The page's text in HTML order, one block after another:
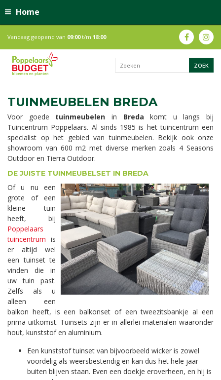
Home
Vandaag geopend van 09:00t/m 18:00
TUINMEUBELEN BREDA
Voor goede tuinmeubelen in Breda komt u langs bij
Tuincentrum Poppelaars. Al sinds 1985 is het tuincentrum een
specialist op het gebied van tuinmeubelen. Bekijk ook onze
showroom van 600 m2 met diverse merken zoals 4 Seasons
Outdoor en Tierra Outdoor.
DE JUISTE TUINMEUBELSET IN BREDA
Of u nu een
grote of een
kleine tuin
heeft, bij
Poppelaars
tuincentrum is
er altijd wel
een tuinset te
vinden die in
uw tuin past.
Zelfs als u
alleen een
balkon heeft, is een balkonset of een tweezitsbankje al een
prima uitkomst. Tuinsets zijn er in allerlei materialen waaronder
hout, kunststof en aluminium.
Een kunststof tuinset van bijvoorbeeld wicker is zowel
voordelig als weersbestendig en kan dus het hele jaar
buiten blijven staan. Even een doekje eroverheen, en hij is